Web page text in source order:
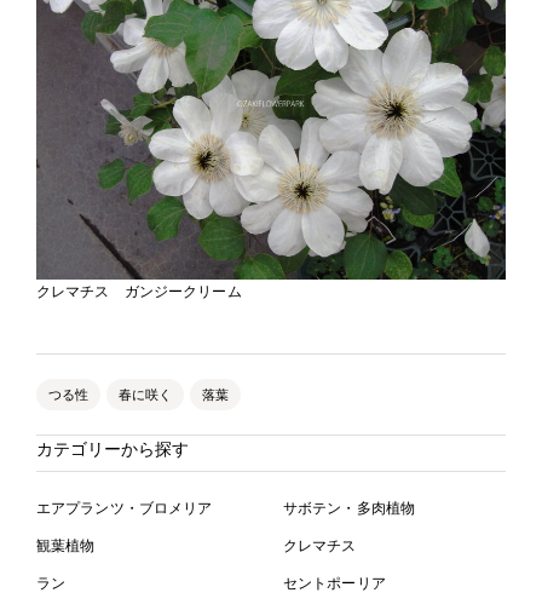
クレマチス ガンジークリーム
つる性 春に咲く 落葉
カテゴリーから探す
エアプランツ・ブロメリア サボテン・多肉植物
観葉植物 クレマチス
ラン セントポーリア